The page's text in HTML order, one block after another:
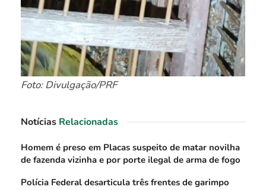
Foto: Divulgação/PRF
Notícias Relacionadas
Homem é preso em Placas suspeito de matar novilha
de fazenda vizinha e por porte ilegal de arma de fogo
Polícia Federal desarticula três frentes de garimpo